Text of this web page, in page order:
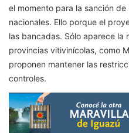
el momento para la sanción
nacionales. Ello porque el
las bancadas. Sólo aparece
provincias vitivinícolas, como
proponen mantener las
controles.